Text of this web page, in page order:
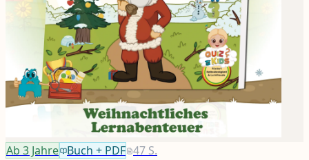
Ab 3 Jahre Buch + PDF 47 S.